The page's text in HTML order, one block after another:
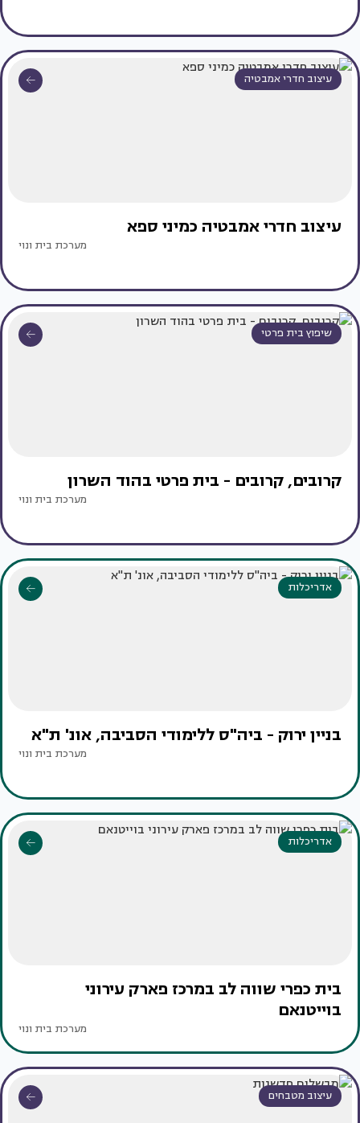
עיצוב חדרי אמבטיה
עיצוב חדרי אמבטיה כמיני ספא
מערכת בית ונוי
שיפוץ בית פרטי
קרובים, קרובים - בית פרטי בהוד השרון
מערכת בית ונוי
אדריכלות
בניין ירוק - ביה"ס ללימודי הסביבה, אונ' ת"א
מערכת בית ונוי
אדריכלות
בית כפרי שווה לב במרכז פארק עירוני
בוייטנאם
מערכת בית ונוי
עיצוב מטבחים